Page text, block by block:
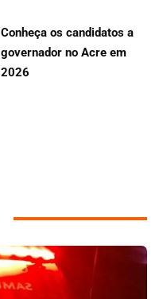
Conheça os candidatos a
governador no Acre em
2026